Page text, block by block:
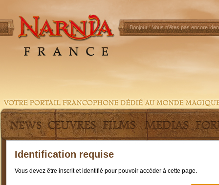
Bonjour !Vous n'êtes pas encore
Identification requise
Vous devez être inscrit et identifié pour pouvoir accéder à cette page.